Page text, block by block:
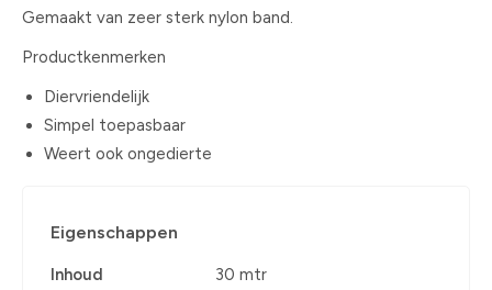
Gemaakt van zeer sterk nylon band.
Productkenmerken
Diervriendelijk
Simpel toepasbaar
Weert ook ongedierte
Eigenschappen
Inhoud 30 mtr